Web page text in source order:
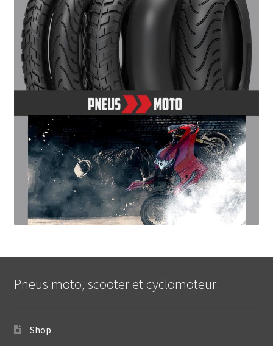
Pneus moto, scooter et cyclomoteur
Shop